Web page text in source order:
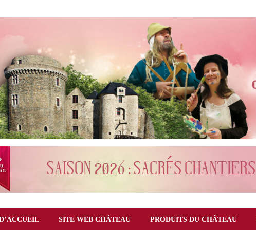
SITE WEB CHÂTEAU PRODUITS DU CHÂTEAU